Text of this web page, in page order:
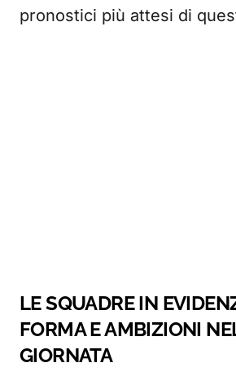
pronostici più attesi di
LE SQUADRE IN
FORMA E AMBIZIONI
GIORNATA